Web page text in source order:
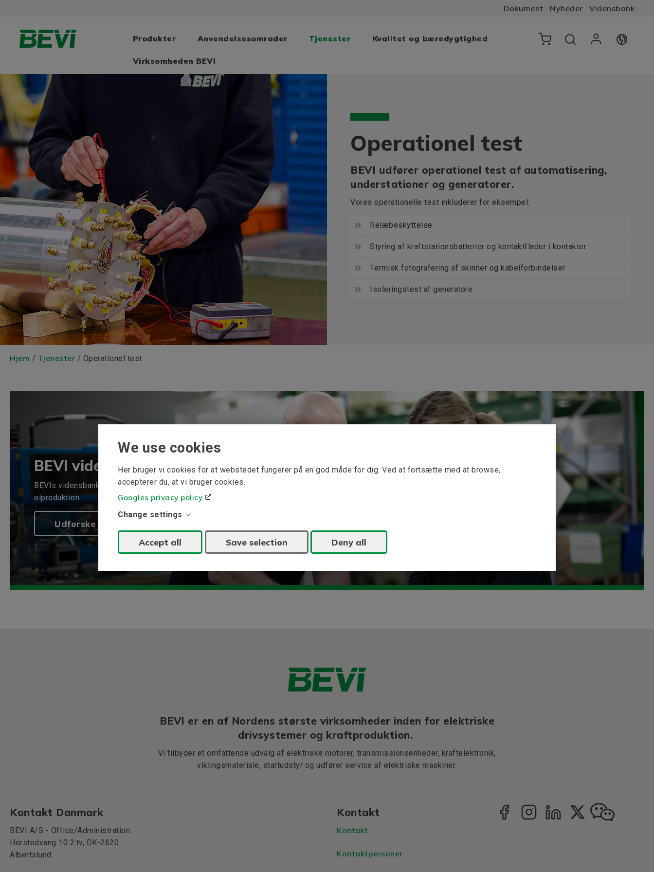
We use cookies
Her bruger vi cookies for at webstedet fungerer på en god måde for dig. Ved at fortsætte med at browse,
accepterer du, at vi bruger cookies.
Googles privacy policy
Change settings
Accept all Save selection Deny all
Dokument Nyheder Vidensbank
Produkter Anvendelsesomrader Tjenester Kvalitet og bæredygtighed
Virksomheden BEVI
Operationel test
BEVI udfører operationel test af automatisering,
understationer og generatorer.
Vores operationelle test inkluderer for eksempel:
Relæbeskyttelse
Styring af kraftstationsbatterier og kontaktflader i kontakter
Termisk fotografering af skinner og kabelforbindelser
Isoleringstest af generatore
Hjem / Tjenester / Operationel test
BEVI vidensbank
BEVIs vidensbank indsamler information om vores ekspertiseområder, elektriske drev og
elproduktion.
Udforske
BEVI er en af Nordens største virksomheder inden for elektriske
drivsystemer og kraftproduktion.
Vi tilbyder et omfattende udvalg af elektriske motorer, transmissionsenheder, kraftelektronik,
viklingsmateriale, startudstyr og udfører service af elektriske maskiner.
Kontakt Danmark
BEVI A/S - Office/Administration:
Herstedvang 10 2.tv, DK-2620
Albertslund
Kontakt
Kontakt
Kontaktpersoner